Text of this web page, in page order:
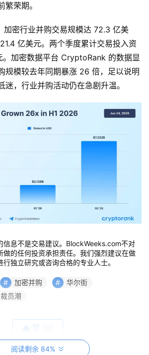
荣期。
加密行业并购交易规模达 72.3 亿美
亿美元。两个季度累计交易投入资
加密数据平台 CryptoRank 的数据显
规模较去年同期暴涨 26 倍，足以说明
迷，行业并购活动仍在急剧升温。
来源：Cryptorank）
的背景，是比特币价格跌至近两年低
业持续缩减员工规模。两种现象形成鲜
市期间资本流向变化：企业不再大规模
统、合规牌照、托管设施等需要数年时
础设施。
阅读剩余 84%
信息不是交易建议。BlockWeeks.com不对
做的任何投资承担责任。我们强烈建议在做
独立研究或咨询合格的专业人士。
加密并购
华尔街
裁员潮
赞 (0)